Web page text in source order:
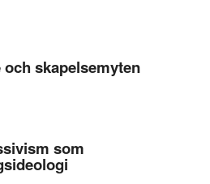
och skapelsemyten
som